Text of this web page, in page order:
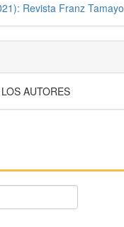
Revista Franz Tamayo
AUTORES